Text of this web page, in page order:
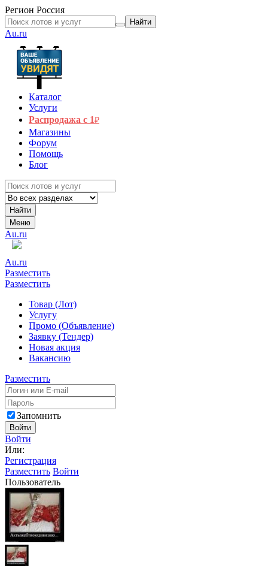
Регион Россия
Найти
Au.ru
Каталог
Услуги
Распродажа с 1₽
Магазины
Форум
Помощь
Блог
Найти
Меню
Au.ru
Au.ru
Разместить
Разместить
Товар (Лот)
Услугу
Промо (Объявление)
Заявку (Тендер)
Новая акция
Вакансию
Разместить
Запомнить
Войти
Войти
Или:
Регистрация
Разместить Войти
Пользователь